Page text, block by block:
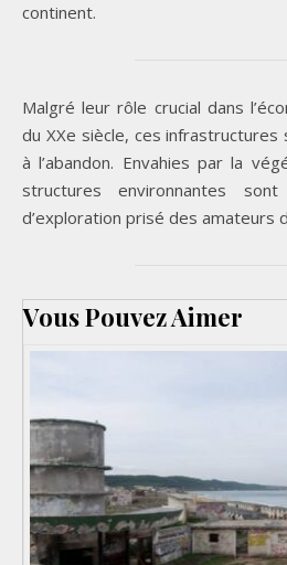
continent.
Malgré leur rôle crucial dans
du XXe siècle, ces infrastructures
à l’abandon. Envahies par la
structures environnantes
d’exploration prisé des amateurs
Vous Pouvez Aimer